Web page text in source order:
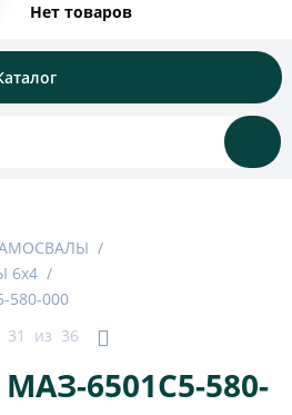
Нет товаров
/
6x4 /
000
31
из 36
6501С5-580-